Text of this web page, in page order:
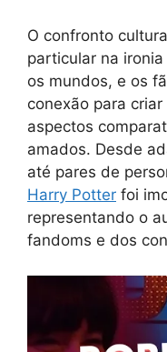
O confronto
particular na
os mundos, e os
conexão para
aspectos
amados. Desde
até pares de
Harry Potter foi
representando o
fandoms e dos